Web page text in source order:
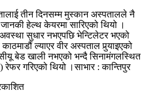
तीन दिनसम्म मुस्कान अस्पतालले नै
हेल्थ केयरमा सारिएको थियो ।
सुधार नभएपछि भेन्टिलेटर भएको
ल्याएर वीर अस्पताल पुर्‍याइएको
बेड खाली नभएको भन्दै सिनामंगलस्थित
गरिएको थियो ।साभार : कान्तिपुर